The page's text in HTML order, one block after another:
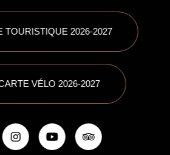
TOURISTIQUE 2026-2027
VÉLO 2026-2027